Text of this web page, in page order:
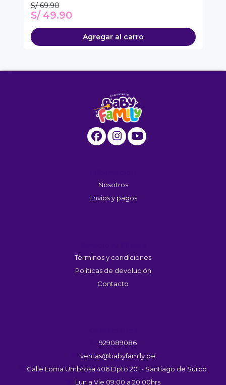
S/ 69.90
S/ 49.90
Agregar al carro
Nosotros
Envios y pagos
Términos y condiciones
Políticas de devolución
Contacto
929089086
ventas@babyfamily.pe
Calle Loma Umbrosa 406 Dpto 201 - Santiago de Surco
Lun a Vie 09:00 a 20:00hrs